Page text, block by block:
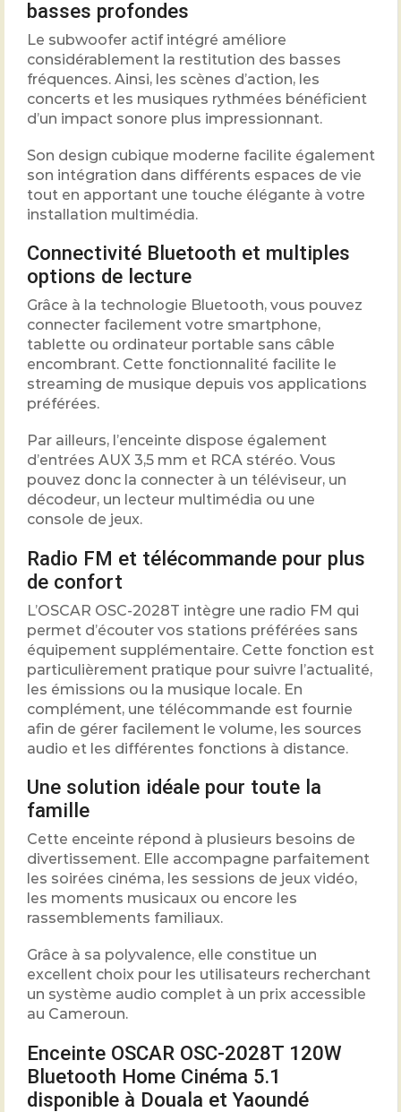
basses profondes
Le subwoofer actif intégré améliore
considérablement la restitution des basses
fréquences. Ainsi, les scènes d’action, les
concerts et les musiques rythmées bénéficient
d’un impact sonore plus impressionnant.
Son design cubique moderne facilite également
son intégration dans différents espaces de vie
tout en apportant une touche élégante à votre
installation multimédia.
Connectivité Bluetooth et multiples
options de lecture
Grâce à la technologie Bluetooth, vous pouvez
connecter facilement votre smartphone,
tablette ou ordinateur portable sans câble
encombrant. Cette fonctionnalité facilite le
streaming de musique depuis vos applications
préférées.
Par ailleurs, l’enceinte dispose également
d’entrées AUX 3,5 mm et RCA stéréo. Vous
pouvez donc la connecter à un téléviseur, un
décodeur, un lecteur multimédia ou une
console de jeux.
Radio FM et télécommande pour plus
de confort
L’OSCAR OSC-2028T intègre une radio FM qui
permet d’écouter vos stations préférées sans
équipement supplémentaire. Cette fonction est
particulièrement pratique pour suivre l’actualité,
les émissions ou la musique locale. En
complément, une télécommande est fournie
afin de gérer facilement le volume, les sources
audio et les différentes fonctions à distance.
Une solution idéale pour toute la
famille
Cette enceinte répond à plusieurs besoins de
divertissement. Elle accompagne parfaitement
les soirées cinéma, les sessions de jeux vidéo,
les moments musicaux ou encore les
rassemblements familiaux.
Grâce à sa polyvalence, elle constitue un
excellent choix pour les utilisateurs recherchant
un système audio complet à un prix accessible
au Cameroun.
Enceinte OSCAR OSC-2028T 120W
Bluetooth Home Cinéma 5.1
disponible à Douala et Yaoundé